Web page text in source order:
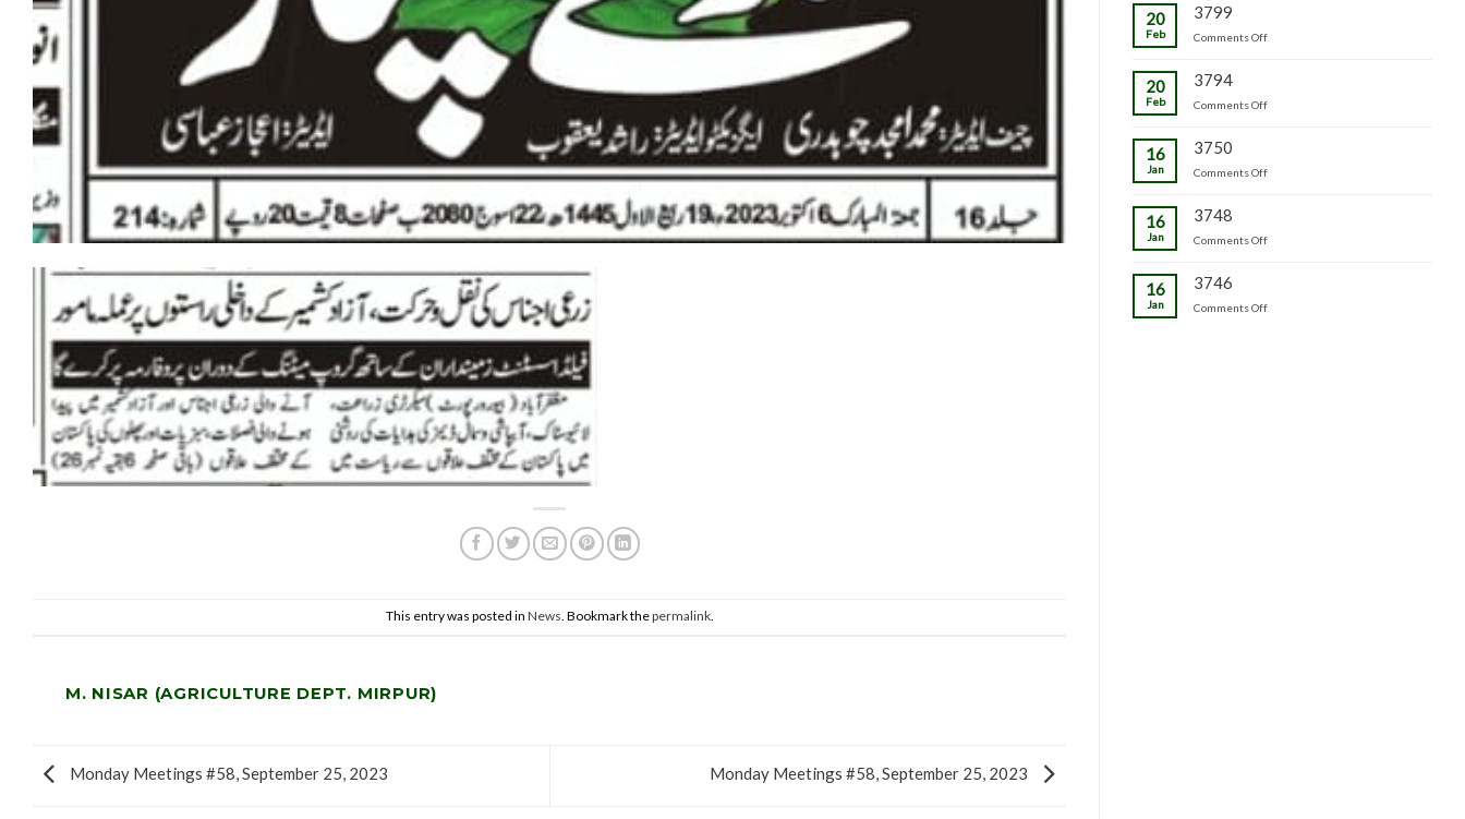
This entry was posted in News. Bookmark thepermalink.
M. NISAR (AGRICULTURE DEPT. MIRPUR)
Monday Meetings #58, September 25, 2023 Monday Meetings #58, September 25, 2023
20
Feb
3799
Comments Offon
20
Feb
3794
Comments Offon
16
Jan
3750
Comments Offon
16
Jan
3748
Comments Offon
16
Jan
3746
Comments Offon